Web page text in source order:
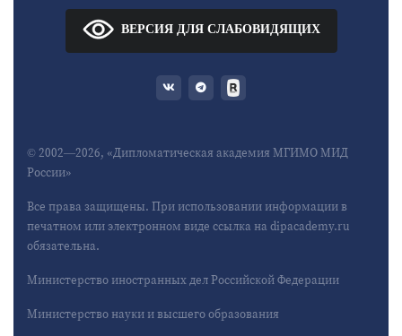
ВЕРСИЯ ДЛЯ СЛАБОВИДЯЩИХ
© 2002—2026, «Дипломатическая академия МГИМО МИД
России»
Все права защищены. При использовании информации в
печатном или электронном виде ссылка на dipacademy.ru
обязательна.
Министерство иностранных дел Российской Федерации
Министерство науки и высшего образования